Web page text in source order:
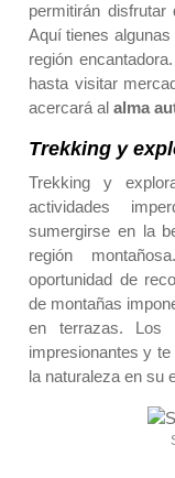
permitirán
Aquí tienes
región
hasta visitar
acercará alalma
Trekking y
Trekking y
actividades
sumergirse en la
región
oportunidad de
de montañas
en terrazas. Los
impresionantes y
la naturaleza en su